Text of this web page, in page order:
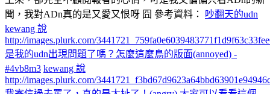
聞，我對ADn真的是又愛又恨呀 囧 參考資料： 吵翻天的udn
kewang 說
http://images.plurk.com/
是我的udn出現問題了嗎？怎麼這麼鳥的版面(annoyed) -
#4vb8m3 kewang 說
http://images.plurk.com/